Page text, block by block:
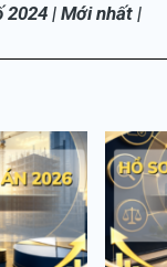
2024 | Mới nhất |